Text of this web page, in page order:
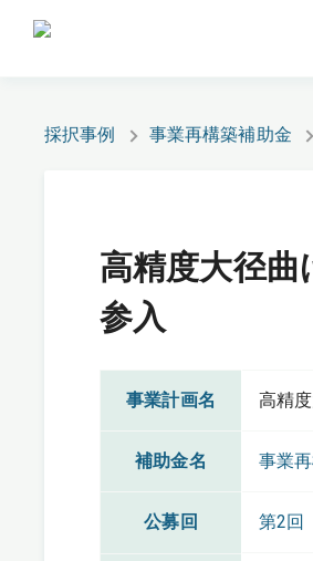
採択事例 事業再構築補助金
高精度大径
参入
事業計画名 高精
補助金名 事業
公募回 第2回